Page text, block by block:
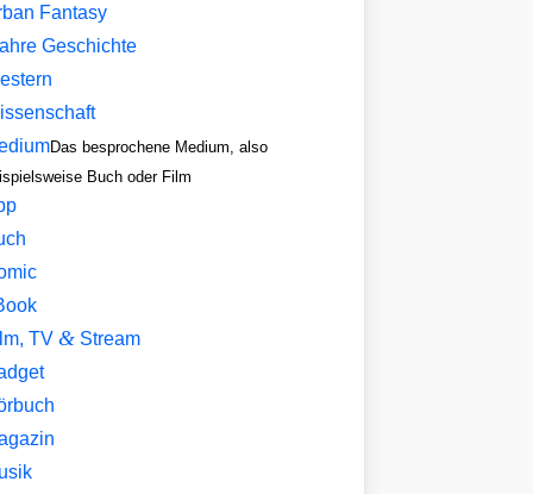
Fantasy
Geschichte
Das besprochene Medium, also
Buch oder Film
TV& Stream